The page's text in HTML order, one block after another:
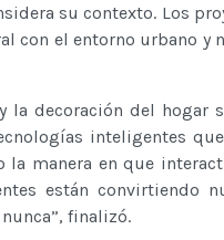
su contexto. Los
con el entorno urbano y
la decoración del hogar
inteligentes
la manera en que
están convirtiendo
finalizó.